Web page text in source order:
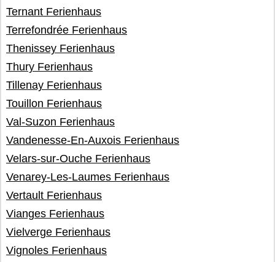
Ternant Ferienhaus
Terrefondrée Ferienhaus
Thenissey Ferienhaus
Thury Ferienhaus
Tillenay Ferienhaus
Touillon Ferienhaus
Val-Suzon Ferienhaus
Vandenesse-En-Auxois Ferienhaus
Velars-sur-Ouche Ferienhaus
Venarey-Les-Laumes Ferienhaus
Vertault Ferienhaus
Vianges Ferienhaus
Vielverge Ferienhaus
Vignoles Ferienhaus